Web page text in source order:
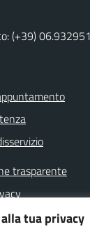
tua privacy
(+39) 06.932951
trasparente